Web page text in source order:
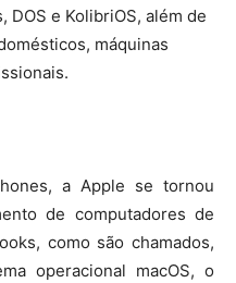
DOS e KolibriOS, além de
máquinas
a Apple se tornou
de computadores de
como são chamados,
operacional macOS, o